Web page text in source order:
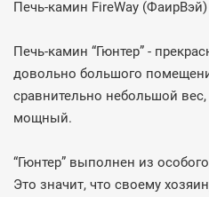
Печь-камин FireWay (ФаирВэй)
Печь-камин “Гюнтер” -
довольно большого
сравнительно небольшой
мощный.
“Гюнтер” выполнен из
Это значит, что своему